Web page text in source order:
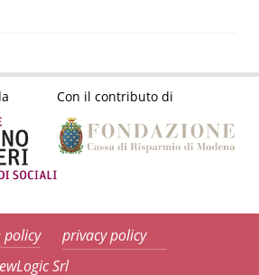
Con il contributo di
policy
privacy policy
Srl